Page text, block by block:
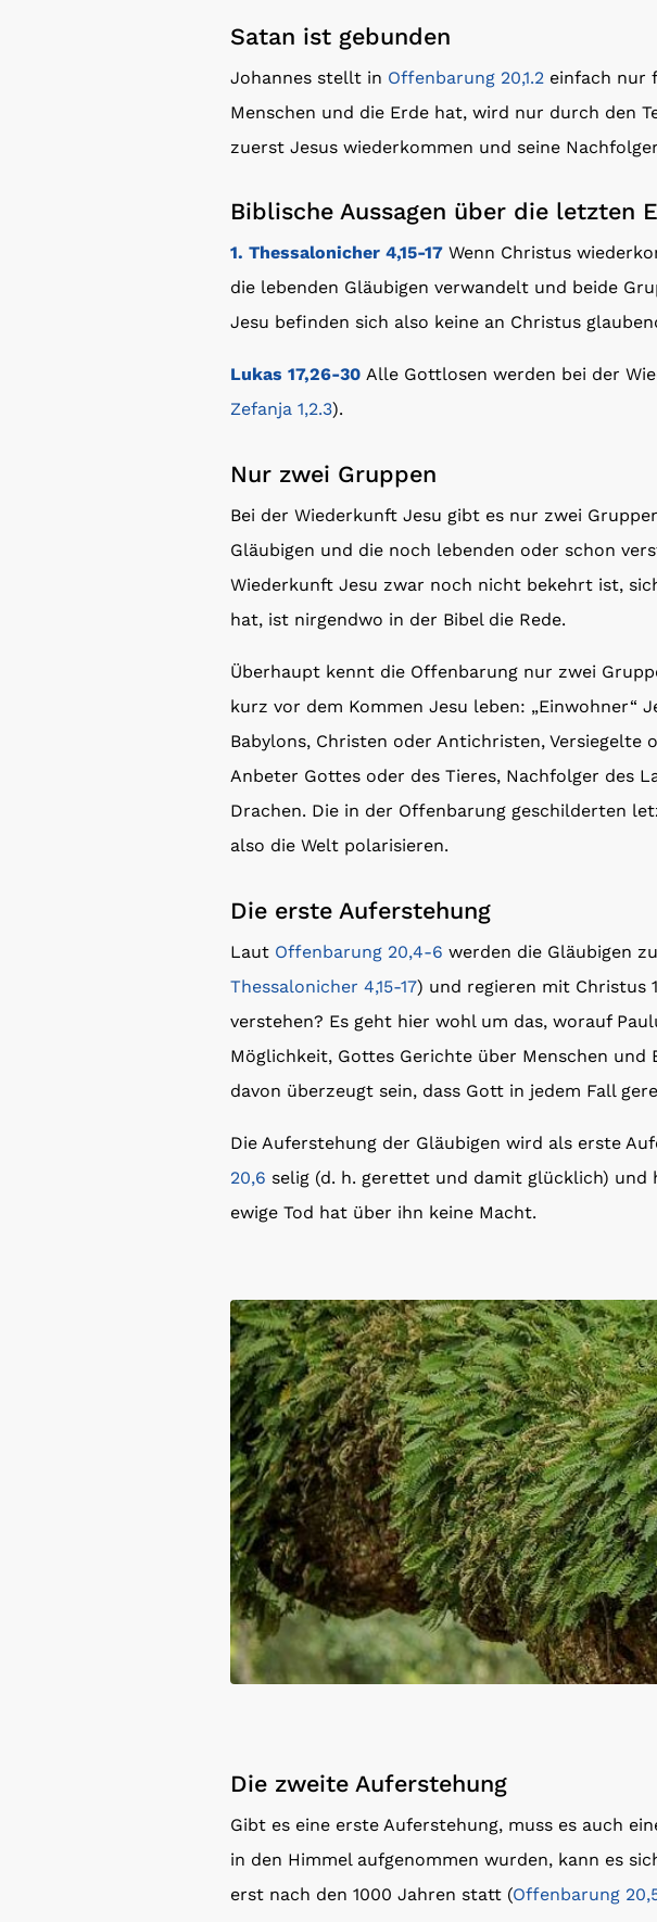
Satan ist gebunden
Johannes stellt in Offenbarung 20,1.2 einfach nur
Menschen und die Erde hat, wird nur durch den
zuerst Jesus wiederkommen und seine
Biblische Aussagen über die letzten
1. Thessalonicher 4,15-17 Wenn Christus
die lebenden Gläubigen verwandelt und beide
Jesu befinden sich also keine an Christus
Lukas 17,26-30 Alle Gottlosen werden bei der
Zefanja 1,2.3).
Nur zwei Gruppen
Bei der Wiederkunft Jesu gibt es nur zwei
Gläubigen und die noch lebenden oder schon
Wiederkunft Jesu zwar noch nicht bekehrt ist,
hat, ist nirgendwo in der Bibel die Rede.
Überhaupt kennt die Offenbarung nur zwei
kurz vor dem Kommen Jesu leben: „Einwohner“
Babylons, Christen oder Antichristen, Versiegelte
Anbeter Gottes oder des Tieres, Nachfolger des
Drachen. Die in der Offenbarung geschilderten
also die Welt polarisieren.
Die erste Auferstehung
Laut Offenbarung 20,4-6 werden die Gläubigen
Thessalonicher 4,15-17) und regieren mit Christus
verstehen? Es geht hier wohl um das, worauf
Möglichkeit, Gottes Gerichte über Menschen und
davon überzeugt sein, dass Gott in jedem Fall
Die Auferstehung der Gläubigen wird als erste
20,6 selig (d. h. gerettet und damit glücklich)
ewige Tod hat über ihn keine Macht.
Die zweite Auferstehung
Gibt es eine erste Auferstehung, muss es auch
in den Himmel aufgenommen wurden, kann es
erst nach den 1000 Jahren statt (Offenbarung